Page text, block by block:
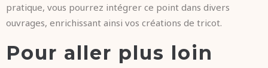
pratique, vous pourrez intégrer ce point dans divers
ouvrages, enrichissant ainsi vos créations de tricot.
Pour aller plus loin